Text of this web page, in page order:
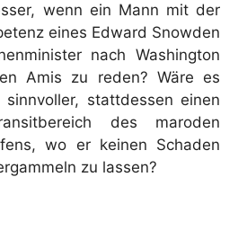
wenn ein Mann mit der
eines Edward Snowden
nach Washington
Amis zu reden? Wäre es
stattdessen einen
des maroden
wo er keinen Schaden
zu lassen?